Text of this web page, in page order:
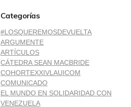
Categorías
#LOSQUEREMOSDEVUELTA
ARGUMENTE
ARTÍCULOS
CÁTEDRA SEAN MACBRIDE
COHORTEXXIVLAUICOM
COMUNICADO
EL MUNDO EN SOLIDARIDAD CON
VENEZUELA